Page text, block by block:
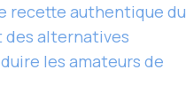
recette authentique du
alternatives
les amateurs de